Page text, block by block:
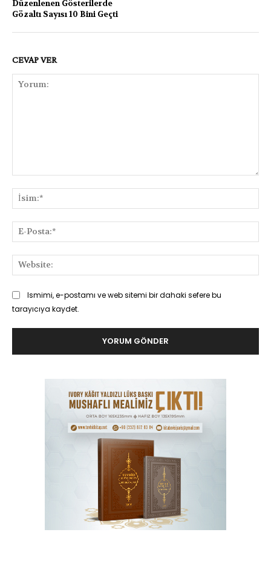
Düzenlenen Gösterilerde
Gözaltı Sayısı 10 Bini Geçti
CEVAP VER
Ismimi, e-postamı ve web sitemi bir dahaki sefere bu
tarayıcıya kaydet.